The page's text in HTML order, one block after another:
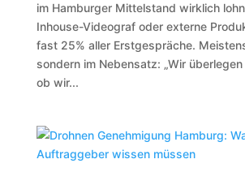
im Hamburger Mittelstand wirklich
Inhouse-Videograf oder externe
fast 25% aller Erstgespräche.
sondern im Nebensatz: „Wir
ob wir...